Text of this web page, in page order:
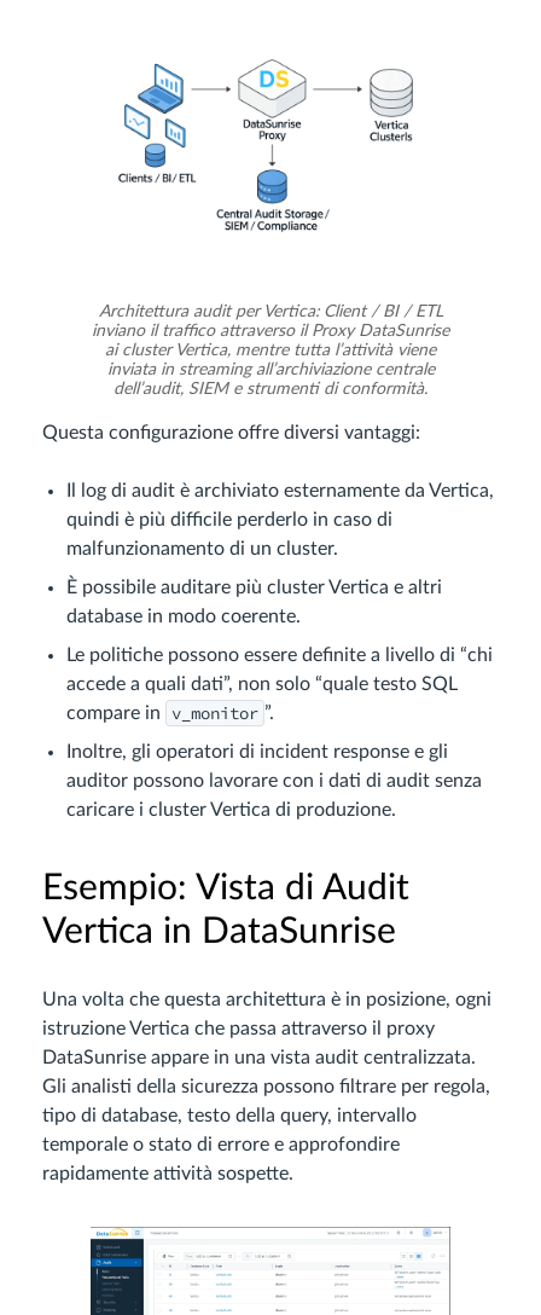
Architettura audit per Vertica: Client / BI / ETL
inviano il traffico attraverso il Proxy DataSunrise
ai cluster Vertica, mentre tutta l’attività viene
inviata in streaming all’archiviazione centrale
dell’audit, SIEM e strumenti di conformità.
Questa configurazione offre diversi vantaggi:
Il log di audit è archiviato esternamente da Vertica,
quindi è più difficile perderlo in caso di
malfunzionamento di un cluster.
È possibile auditare più cluster Vertica e altri
database in modo coerente.
Le politiche possono essere definite a livello di “chi
accede a quali dati”, non solo “quale testo SQL
compare in
v_monitor ”.
Inoltre, gli operatori di incident response e gli
auditor possono lavorare con i dati di audit senza
caricare i cluster Vertica di produzione.
Esempio: Vista di Audit
Vertica in DataSunrise
Una volta che questa architettura è in posizione, ogni
istruzione Vertica che passa attraverso il proxy
DataSunrise appare in una vista audit centralizzata.
Gli analisti della sicurezza possono filtrare per regola,
tipo di database, testo della query, intervallo
temporale o stato di errore e approfondire
rapidamente attività sospette.